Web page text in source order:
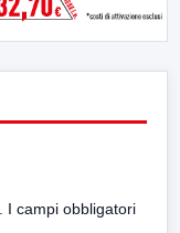
I campi obbligatori